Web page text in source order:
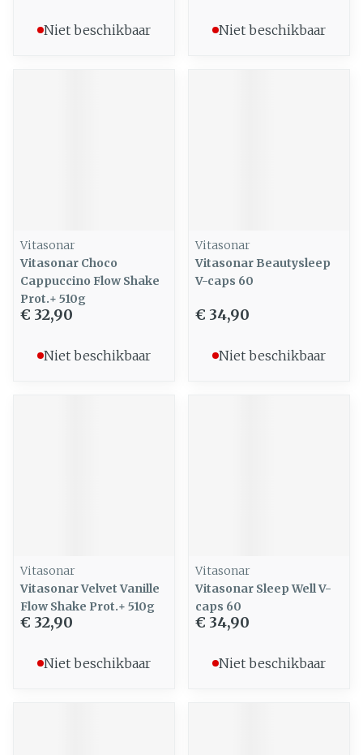
Niet beschikbaar Niet beschikbaar
Vitasonar
Vitasonar Choco
Cappuccino Flow Shake
Prot.+ 510g
€ 32,90
Niet beschikbaar
Vitasonar
Vitasonar Beautysleep
V-caps 60
€ 34,90
Niet beschikbaar
Vitasonar
Vitasonar Velvet Vanille
Flow Shake Prot.+ 510g
€ 32,90
Niet beschikbaar
Vitasonar
Vitasonar Sleep Well V-
caps 60
€ 34,90
Niet beschikbaar